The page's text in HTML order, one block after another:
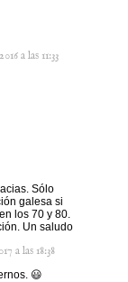
a las 11:33
Sólo
galesa si
los 70 y 80.
Un saludo
a las 18:38
😃